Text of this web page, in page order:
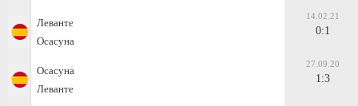
Леванте
Осасуна
14.02.21
0:1
Осасуна
Леванте
27.09.20
1:3